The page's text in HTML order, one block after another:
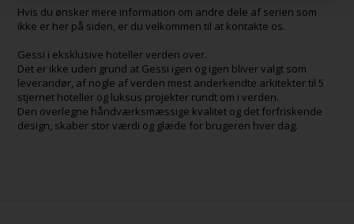
Hvis du ønsker mere information om andre dele af serien som
ikke er her på siden, er du velkommen til at kontakte os.
Gessi i eksklusive hoteller verden over.
Det er ikke uden grund at Gessi igen og igen bliver valgt som
leverandør, af nogle af verden mest anderkendte arkitekter til 5
stjernet hoteller og luksus projekter rundt om i verden.
Den overlegne håndværksmæssige kvalitet og det forfriskende
design, skaber stor værdi og glæde for brugeren hver dag.